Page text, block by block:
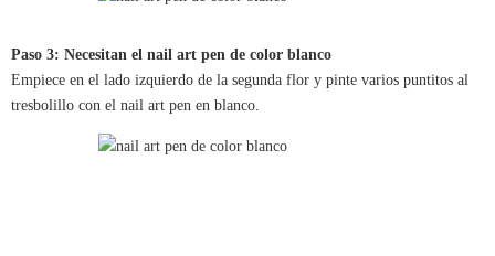
Paso 3: Necesitan el nail art pen de color blanco
Empiece en el lado izquierdo de la segunda flor y pinte varios puntitos al
tresbolillo con el nail art pen en blanco.